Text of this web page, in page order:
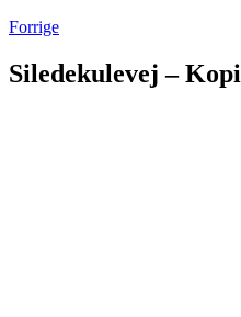
Forrige
Siledekulevej – Kopi